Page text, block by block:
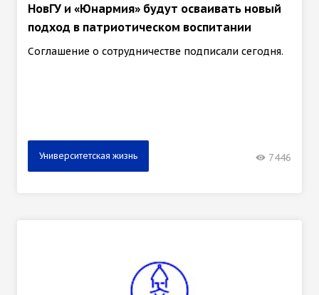
НовГУ и «Юнармия» будут осваивать новый
подход в патриотическом воспитании
Соглашение о сотрудничестве подписали сегодня.
Университетская жизнь 7446